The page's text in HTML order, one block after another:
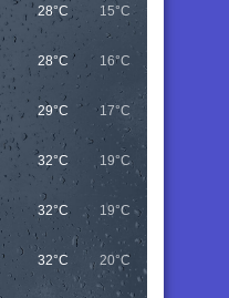
28°C 15°C
28°C 16°C
29°C 17°C
32°C 19°C
32°C 19°C
32°C 20°C